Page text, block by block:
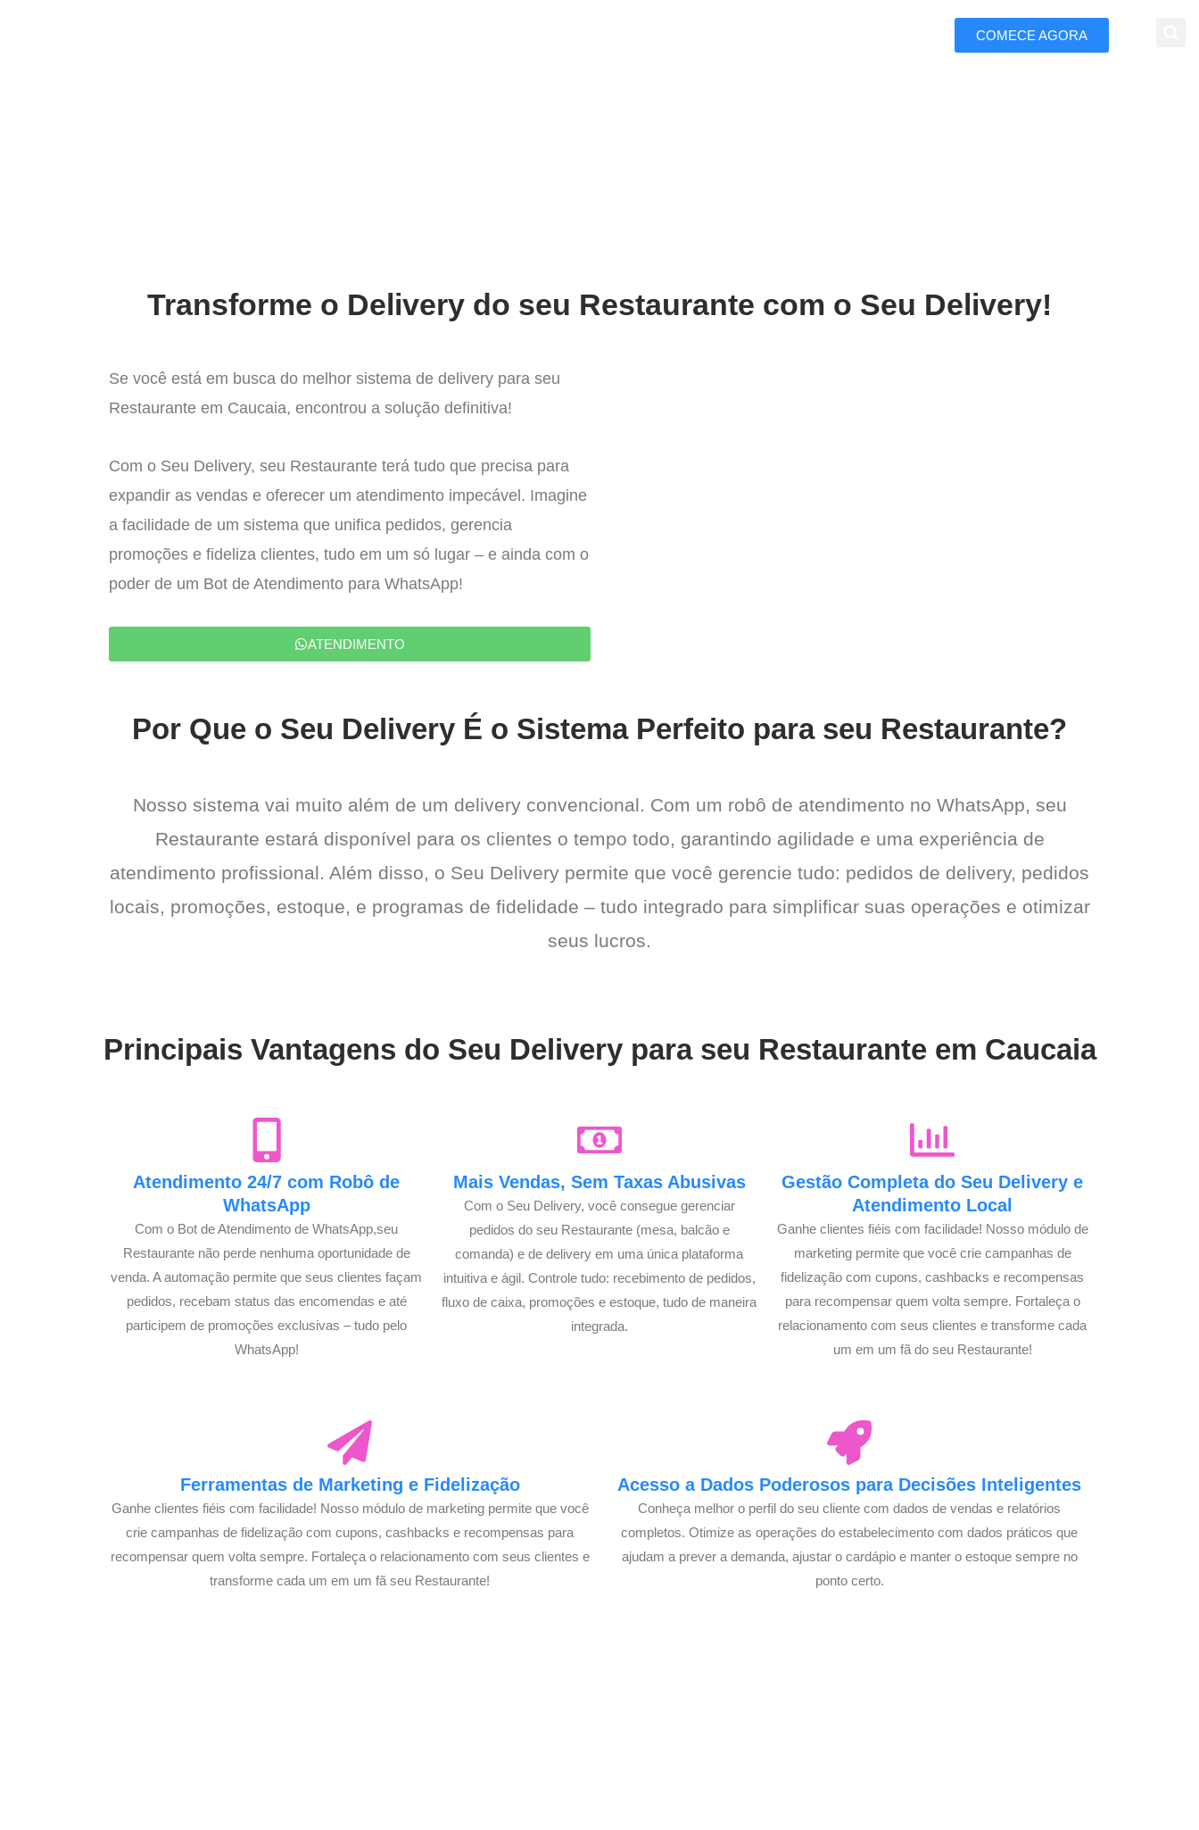
COMECE AGORA
Transforme o Delivery do seu Restaurante com o Seu Delivery!
Se você está em busca do melhor sistema de delivery para seu
Restaurante em Caucaia, encontrou a solução definitiva!
Com o Seu Delivery, seu Restaurante terá tudo que precisa para
expandir as vendas e oferecer um atendimento impecável. Imagine
a facilidade de um sistema que unifica pedidos, gerencia
promoções e fideliza clientes, tudo em um só lugar – e ainda com o
poder de um Bot de Atendimento para WhatsApp!
ATENDIMENTO
Por Que o Seu Delivery É o Sistema Perfeito para seu Restaurante?
Nosso sistema vai muito além de um delivery convencional. Com um robô de atendimento no WhatsApp, seu
Restaurante estará disponível para os clientes o tempo todo, garantindo agilidade e uma experiência de
atendimento profissional. Além disso, o Seu Delivery permite que você gerencie tudo: pedidos de delivery, pedidos
locais, promoções, estoque, e programas de fidelidade – tudo integrado para simplificar suas operações e otimizar
seus lucros.
Principais Vantagens do Seu Delivery para seu Restaurante em Caucaia
Atendimento 24/7 com Robô de
WhatsApp
Com o Bot de Atendimento de WhatsApp,seu
Restaurante não perde nenhuma oportunidade de
venda. A automação permite que seus clientes façam
pedidos, recebam status das encomendas e até
participem de promoções exclusivas – tudo pelo
WhatsApp!
Mais Vendas, Sem Taxas Abusivas
Com o Seu Delivery, você consegue gerenciar
pedidos do seu Restaurante (mesa, balcão e
comanda) e de delivery em uma única plataforma
intuitiva e ágil. Controle tudo: recebimento de pedidos,
fluxo de caixa, promoções e estoque, tudo de maneira
integrada.
Gestão Completa do Seu Delivery e
Atendimento Local
Ganhe clientes fiéis com facilidade! Nosso módulo de
marketing permite que você crie campanhas de
fidelização com cupons, cashbacks e recompensas
para recompensar quem volta sempre. Fortaleça o
relacionamento com seus clientes e transforme cada
um em um fã do seu Restaurante!
Ferramentas de Marketing e Fidelização
Ganhe clientes fiéis com facilidade! Nosso módulo de marketing permite que você
crie campanhas de fidelização com cupons, cashbacks e recompensas para
recompensar quem volta sempre. Fortaleça o relacionamento com seus clientes e
transforme cada um em um fã seu Restaurante!
Acesso a Dados Poderosos para Decisões Inteligentes
Conheça melhor o perfil do seu cliente com dados de vendas e relatórios
completos. Otimize as operações do estabelecimento com dados práticos que
ajudam a prever a demanda, ajustar o cardápio e manter o estoque sempre no
ponto certo.